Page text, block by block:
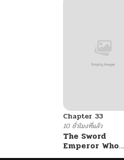
ตอนที่ 18
ตอนที่ 17
Chapter 33
10 ชั่วโมงที่แล้ว
The Sword
Emperor Who
Surpasses His